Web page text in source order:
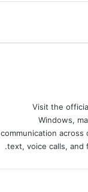
Visit the
Windows,
communication across
text, voice calls, and